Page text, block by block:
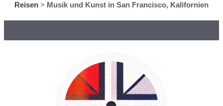
Reisen > Musik und Kunst in San Francisco, Kalifornien